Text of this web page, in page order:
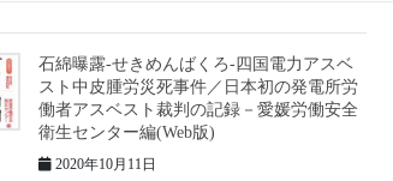
石綿曝露-せきめんばくろ-四国電力アスベ
スト中皮腫労災死事件／日本初の発電所労
働者アスベスト裁判の記録－愛媛労働安全
衛生センター編(Web版)
2020年10月11日